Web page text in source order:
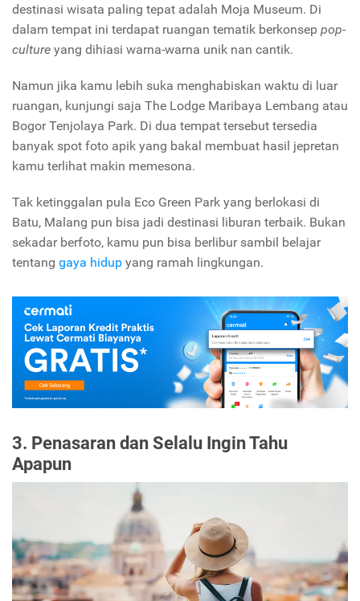
destinasi wisata paling tepat adalah Moja Museum. Di
dalam tempat ini terdapat ruangan tematik berkonsep pop-
culture yang dihiasi warna-warna unik nan cantik.
Namun jika kamu lebih suka menghabiskan waktu di luar
ruangan, kunjungi saja The Lodge Maribaya Lembang atau
Bogor Tenjolaya Park. Di dua tempat tersebut tersedia
banyak spot foto apik yang bakal membuat hasil jepretan
kamu terlihat makin memesona.
Tak ketinggalan pula Eco Green Park yang berlokasi di
Batu, Malang pun bisa jadi destinasi liburan terbaik. Bukan
sekadar berfoto, kamu pun bisa berlibur sambil belajar
tentang gaya hidup yang ramah lingkungan.
3. Penasaran dan Selalu Ingin Tahu
Apapun